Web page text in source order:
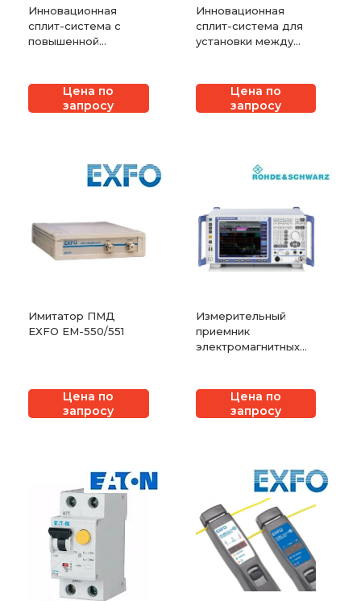
Инновационная
сплит-система с
повышенной
Цена по
запросу
Инновационная
сплит-система для
установки между
Цена по
запросу
Имитатор ПМД
EXFO EM-550/551
Цена по
запросу
Измерительный
приемник
электромагнитных
Цена по
запросу